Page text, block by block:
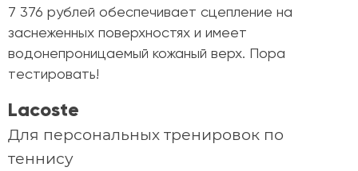
7 376 рублей обеспечивает сцепление на
заснеженных поверхностях и имеет
водонепроницаемый кожаный верх. Пора
тестировать!
Lacoste
Для персональных тренировок по
теннису